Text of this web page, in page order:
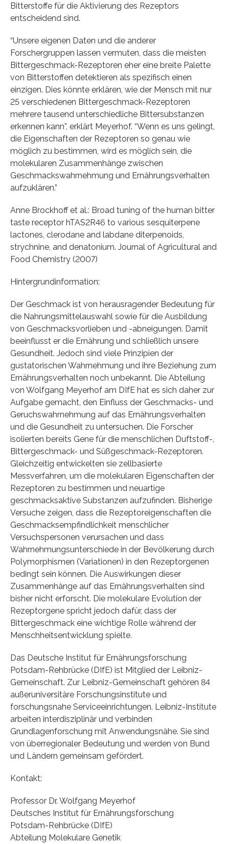
Bitterstoffe für die Aktivierung des Rezeptors
entscheidend sind.
“Unsere eigenen Daten und die anderer
Forschergruppen lassen vermuten, dass die meisten
Bittergeschmack-Rezeptoren eher eine breite Palette
von Bitterstoffen detektieren als spezifisch einen
einzigen. Dies könnte erklären, wie der Mensch mit nur
25 verschiedenen Bittergeschmack-Rezeptoren
mehrere tausend unterschiedliche Bittersubstanzen
erkennen kann”, erklärt Meyerhof. “Wenn es uns gelingt,
die Eigenschaften der Rezeptoren so genau wie
möglich zu bestimmen, wird es möglich sein, die
molekularen Zusammenhänge zwischen
Geschmackswahrnehmung und Ernährungsverhalten
aufzuklären.”
Anne Brockhoff et al.: Broad tuning of the human bitter
taste receptor hTAS2R46 to various sesquiterpene
lactones, clerodane and labdane diterpenoids,
strychnine, and denatonium. Journal of Agricultural and
Food Chemistry (2007)
Hintergrundinformation:
Der Geschmack ist von herausragender Bedeutung für
die Nahrungsmittelauswahl sowie für die Ausbildung
von Geschmacksvorlieben und -abneigungen. Damit
beeinflusst er die Ernährung und schließlich unsere
Gesundheit. Jedoch sind viele Prinzipien der
gustatorischen Wahrnehmung und ihre Beziehung zum
Ernährungsverhalten noch unbekannt. Die Abteilung
von Wolfgang Meyerhof am DIfE hat es sich daher zur
Aufgabe gemacht, den Einfluss der Geschmacks- und
Geruchswahrnehmung auf das Ernährungsverhalten
und die Gesundheit zu untersuchen. Die Forscher
isolierten bereits Gene für die menschlichen Duftstoff-,
Bittergeschmack- und Süßgeschmack-Rezeptoren.
Gleichzeitig entwickelten sie zellbasierte
Messverfahren, um die molekularen Eigenschaften der
Rezeptoren zu bestimmen und neuartige
geschmacksaktive Substanzen aufzufinden. Bisherige
Versuche zeigen, dass die Rezeptoreigenschaften die
Geschmacksempfindlichkeit menschlicher
Versuchspersonen verursachen und dass
Wahrnehmungsunterschiede in der Bevölkerung durch
Polymorphismen (Variationen) in den Rezeptorgenen
bedingt sein können. Die Auswirkungen dieser
Zusammenhänge auf das Ernährungsverhalten sind
bisher nicht erforscht. Die molekulare Evolution der
Rezeptorgene spricht jedoch dafür, dass der
Bittergeschmack eine wichtige Rolle während der
Menschheitsentwicklung spielte.
Das Deutsche Institut für Ernährungsforschung
Potsdam-Rehbrücke (DIfE) ist Mitglied der Leibniz-
Gemeinschaft. Zur Leibniz-Gemeinschaft gehören 84
außeruniversitäre Forschungsinstitute und
forschungsnahe Serviceeinrichtungen. Leibniz-Institute
arbeiten interdisziplinär und verbinden
Grundlagenforschung mit Anwendungsnähe. Sie sind
von überregionaler Bedeutung und werden von Bund
und Ländern gemeinsam gefördert.
Kontakt:
Professor Dr. Wolfgang Meyerhof
Deutsches Institut für Ernährungsforschung
Potsdam-Rehbrücke (DIfE)
Abteilung Molekulare Genetik